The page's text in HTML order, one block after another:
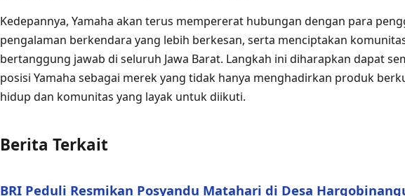
Kedepannya, Yamaha akan terus mempererat hubungan dengan para
pengalaman berkendara yang lebih berkesan, serta menciptakan
bertanggung jawab di seluruh Jawa Barat. Langkah ini diharapkan dapat
posisi Yamaha sebagai merek yang tidak hanya menghadirkan produk
hidup dan komunitas yang layak untuk diikuti.
Berita Terkait
BRI Peduli Resmikan Posyandu Matahari di Desa